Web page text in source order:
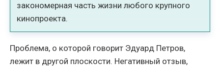
закономерная часть жизни любого крупного
кинопроекта.
Проблема, о которой говорит Эдуард Петров,
лежит в другой плоскости. Негативный отзыв,